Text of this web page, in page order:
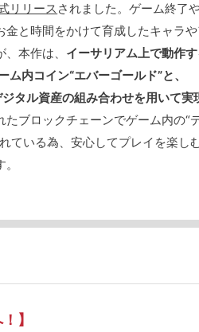
リリース されました。ゲーム終了
金と時間をかけて育成したキャラや
本作は、 イーサリアム上で動作
ム内コイン“エバーゴールド”と、
タル資産の組み合わせを用いて実
たブロックチェーンでゲーム内の“
ている為、安心してプレイを楽し
】